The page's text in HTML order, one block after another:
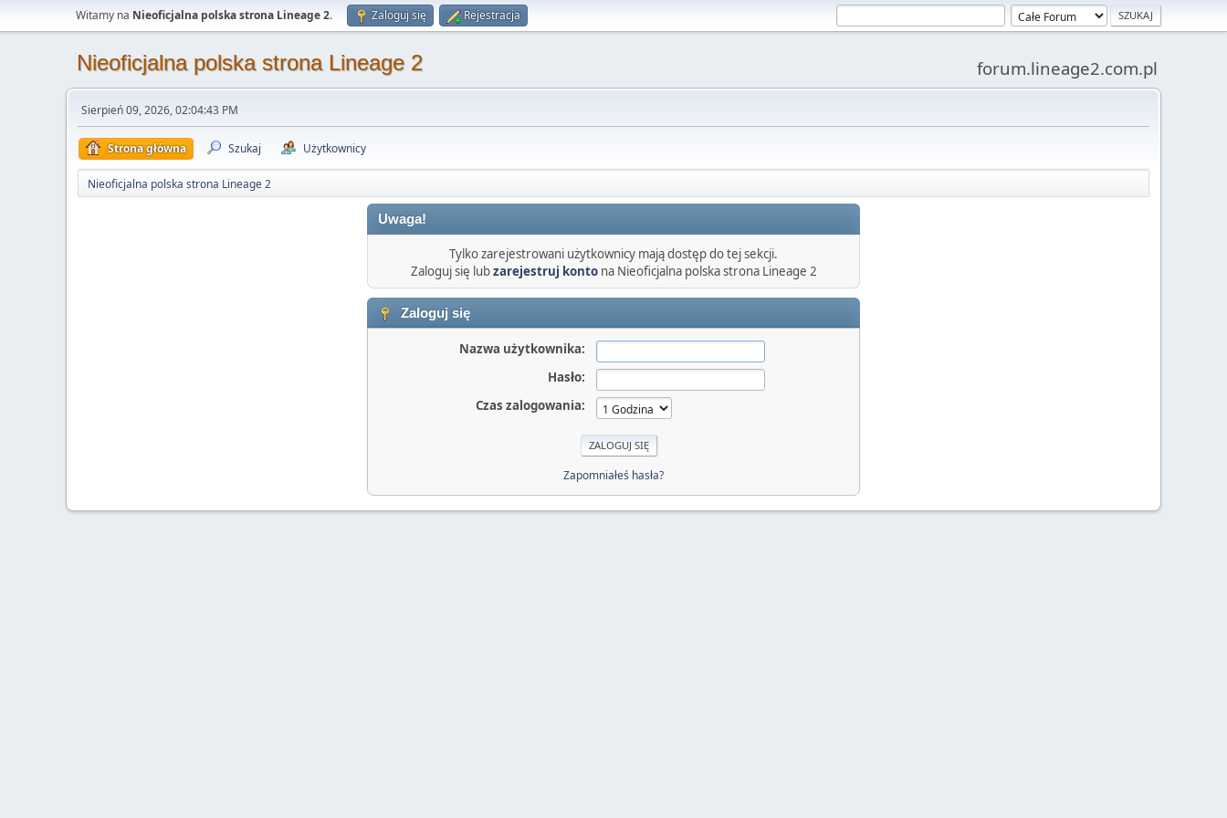
Witamy na Nieoficjalna polska strona Lineage 2. Zaloguj się Rejestracja
Nieoficjalna polska strona Lineage 2 forum.lineage2.com.pl
Sierpień 09, 2026, 02:04:43 PM
Strona główna Szukaj Użytkownicy
Nieoficjalna polska strona Lineage 2
Uwaga!
Tylko zarejestrowani użytkownicy mają dostęp do tej sekcji.
Zaloguj się lubzarejestruj kontona Nieoficjalna polska strona Lineage 2
Zaloguj się
Nazwa użytkownika:
Hasło:
Czas zalogowania:
Zapomniałeś hasła?